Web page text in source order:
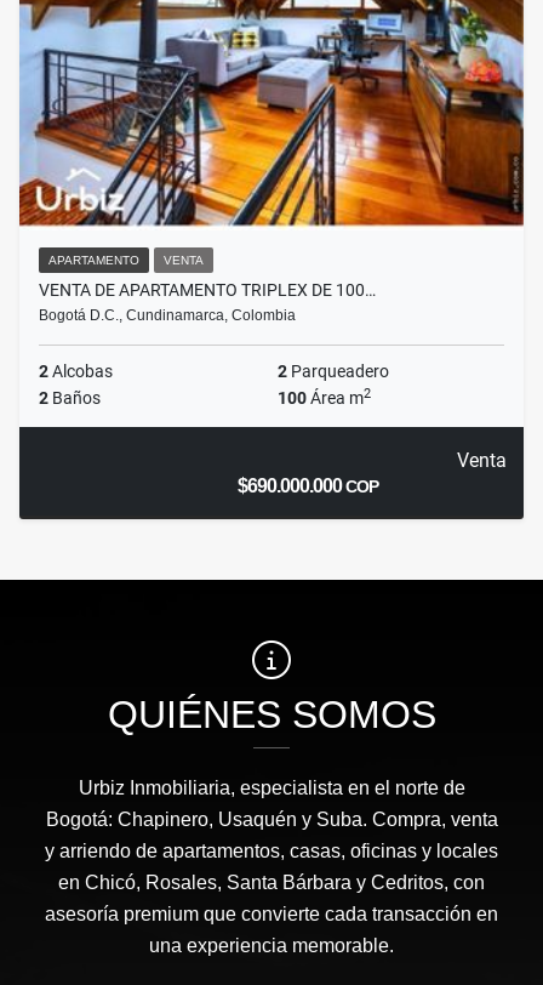
APARTAMENTO VENTA
VENTA DE APARTAMENTO TRIPLEX DE 100…
Bogotá D.C., Cundinamarca, Colombia
2Alcobas 2 Parqueadero
2 Baños 100Área m2
Venta
$690.000.000COP
QUIÉNES SOMOS
Urbiz Inmobiliaria, especialista en el norte de
Bogotá: Chapinero, Usaquén y Suba. Compra, venta
y arriendo de apartamentos, casas, oficinas y locales
en Chicó, Rosales, Santa Bárbara y Cedritos, con
asesoría premium que convierte cada transacción en
una experiencia memorable.